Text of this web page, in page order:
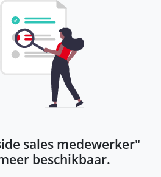
sales medewerker"
beschikbaar.